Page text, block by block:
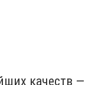
качеств —